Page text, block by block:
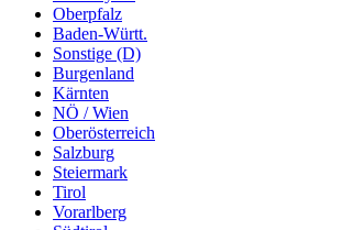
Oberpfalz
Baden-Württ.
Sonstige (D)
Burgenland
Kärnten
NÖ / Wien
Oberösterreich
Salzburg
Steiermark
Tirol
Vorarlberg